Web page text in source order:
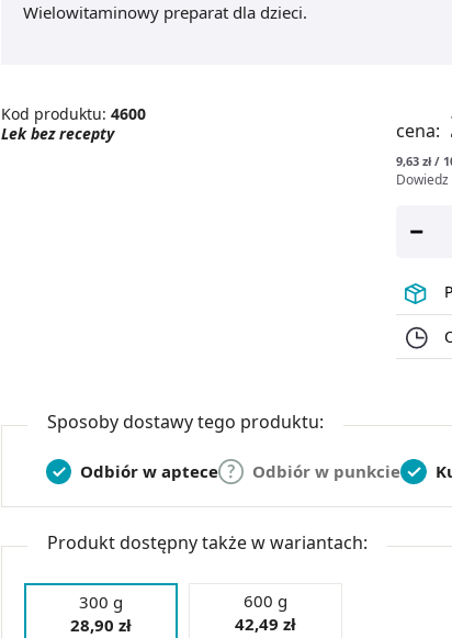
Wielowitaminowy preparat dla dzieci.
Kod produktu: 4600
Lek bez recepty
cena:
9,63 zł /
Sposoby dostawy tego produktu:
Odbiór w aptece Odbiór w punkcie
Produkt dostępny także w wariantach:
300 g
28,90 zł
600 g
42,49 zł